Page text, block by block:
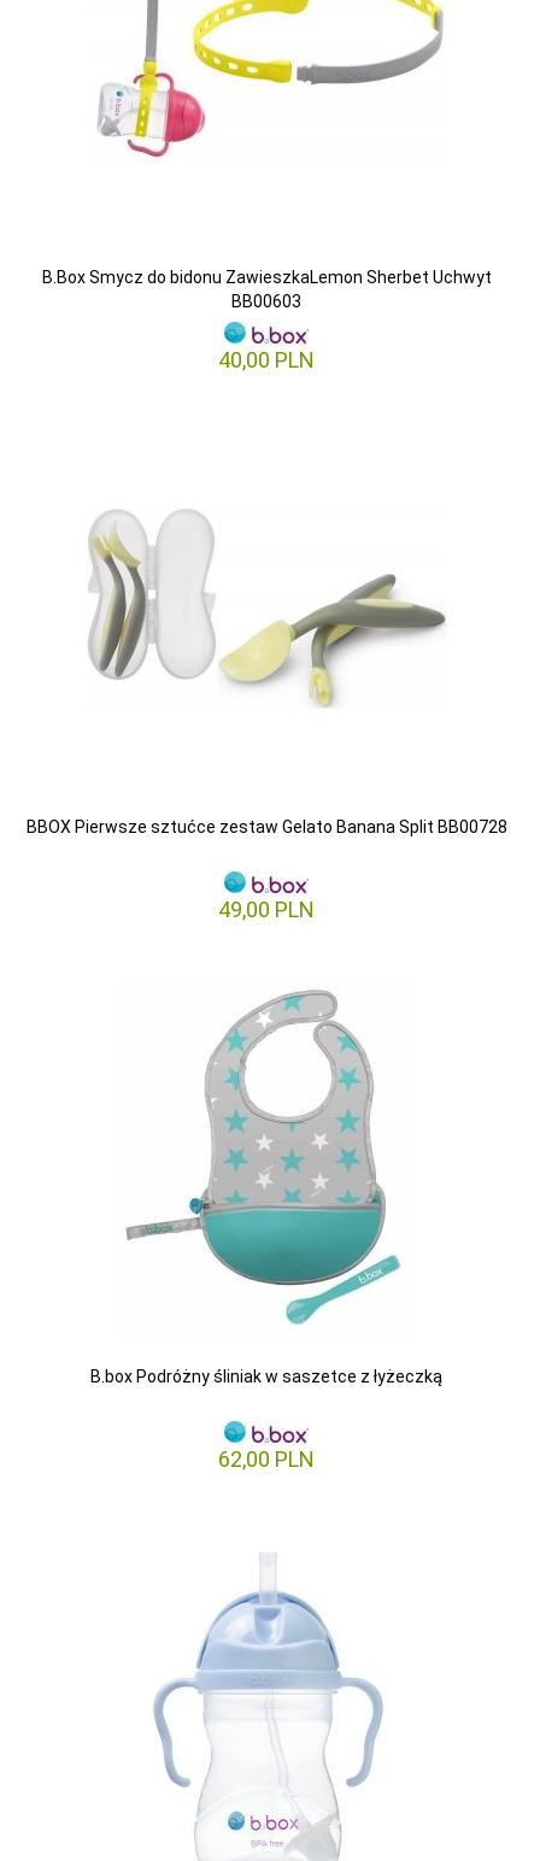
B.Box Smycz do bidonu ZawieszkaLemon Sherbet Uchwyt
BB00603
40,00 PLN
BBOX Pierwsze sztućce zestaw Gelato Banana Split BB00728
49,00 PLN
B.box Podróżny śliniak w saszetce z łyżeczką
62,00 PLN